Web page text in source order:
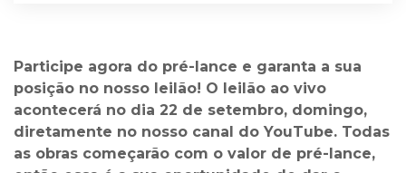
Participe agora do pré-lance e garanta a sua
posição no nosso leilão! O leilão ao vivo
acontecerá no dia 22 de setembro, domingo,
diretamente no nosso canal do YouTube. Todas
as obras começarão com o valor de pré-lance,